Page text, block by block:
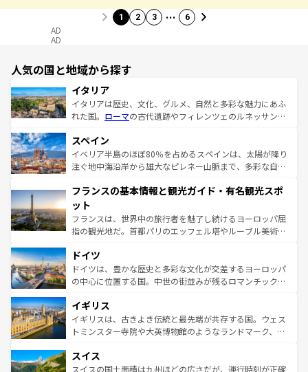
1 2 3 … 6
AD
AD
人気の国と地域から探す
イタリア
イタリアは歴史、文化、グルメ、自然と多彩な魅力にあふ
れた国。 ローマの古代遺跡やフィレンツェのルネッサンス
ろん、トスカーナの美しい田園風景やアマルフィ海岸の絶
景など、自然景観も見逃せない。観光の合間には、本場の
ピザやパスタなど、絶品のイタリア料理を堪能することも
ませてくれるイタリアで、忘れられない旅をしてみよう！
なお、新着のイタリア情報は
しい。
スペイン
イベリア半島のほぼ80％を占めるスペインは、太陽が降り
注ぐ地中海沿岸から雄大なピレネー山脈まで、多彩な自然
文化が根付くこの国では、情熱的なフラメンコ、熱気あふ
れる闘牛、そして美味しいタパスが生活の一部となってい
る。首都マドリードの洗練された雰囲気や、バルセロナの
アートに溢れた街角から、地方では古代ローマ遺跡や中世
せる。地方によって風土や気候が異なるスペインはその個
性で訪れる人を魅了する。 なお、新着のスペイン情報は コ
ンテンツ一覧を参照してほしい。
フランスの基本情報と観光ガイド・有名観光スポ
ット
フランスは、世界中の旅行者を魅了し続けるヨーロッパ屈
指の観光地だ。首都パリのエッフェル塔やルーブル美術館
で、幅広い魅力が詰まっている。華麗な宮殿、歴史的な大
聖堂、美しいビーチ、そして豊かな自然が、訪れる者を心
から魅了する。また、フランスは美食の国としても知ら
いる。シャンパンの発祥地であるランス、プロヴァンスの
香り高いラベンダー畑など、多彩な楽しみ方が可能だ。さ
らに、パリ以外の地域にも魅力が溢れており、どの街角に
れる地方に足を運ぶとそれぞれで全く異なる文化を体験で
きるだろう。 なお、新着のフランス情報はコンテンツ一覧
ドイツ
ドイツは、豊かな歴史と多彩な文化が交差するヨーロッパ
の中心に位置する国。中世の街並みが残るロマンチック街
顔を持つこの国は、どこを歩いても飽きることがない。ベ
ルリンの文化的活気、バイエルン州のアルプスの絶景、そ
してライン川沿いのワイン畑といった風景は必見。ビール
は、お酒好きな人にはぜひ体験してほしい。 なお、新着の
ドイツ情報はコンテンツ一覧を参照してほしい。
イギリス
イギリスは、古きよき伝統と最先端が共存する国。ウェス
トミンスター寺院や大英博物館のようなランドマーク、歴
リアごとに異なる魅力がある。また、優雅なアフタヌーン
ティー、ビール好きにはたまらない英国パブ、サッカー観
スイス
スイスの国土面積は九州ほどの広さだが、運行時刻が正確